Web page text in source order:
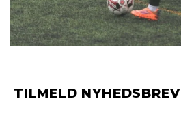
TILMELD NYHEDSBREV